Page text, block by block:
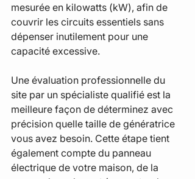
mesurée en kilowatts (kW), afin de
couvrir les circuits essentiels sans
dépenser inutilement pour une
capacité excessive.
Une évaluation professionnelle du
site par un spécialiste qualifié est la
meilleure façon de déterminez avec
précision quelle taille de génératrice
vous avez besoin. Cette étape tient
également compte du panneau
électrique de votre maison, de la